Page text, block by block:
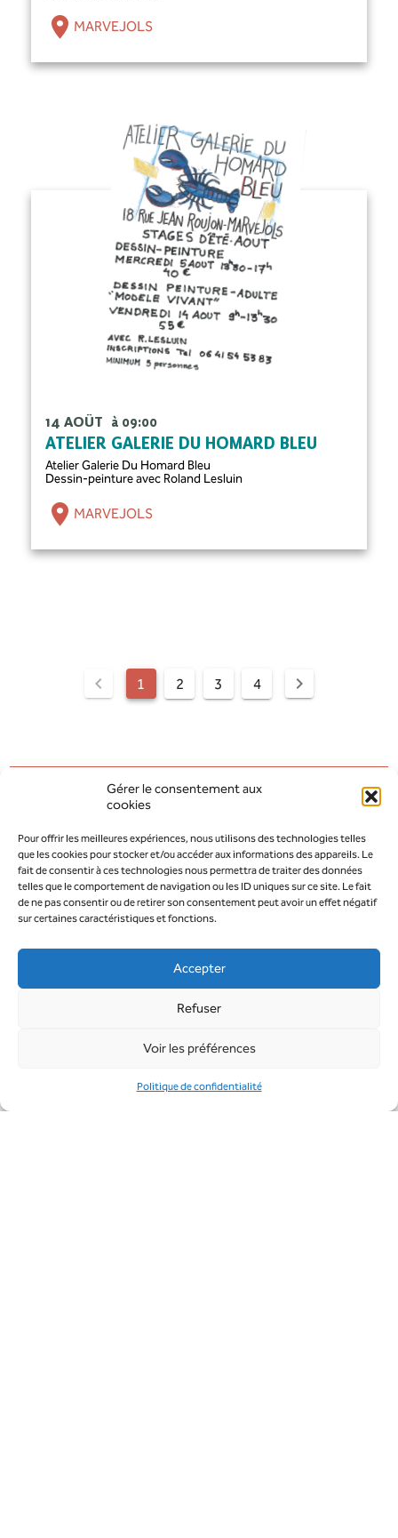
Gérer le consentement aux
cookies
Pour offrir les meilleures expériences, nous utilisons des technologies telles
que les cookies pour stocker et/ou accéder aux informations des appareils. Le
fait de consentir à ces technologies nous permettra de traiter des données
telles que le comportement de navigation ou les ID uniques sur ce site. Le fait
de ne pas consentir ou de retirer son consentement peut avoir un effet négatif
sur certaines caractéristiques et fonctions.
Accepter
Refuser
Voir les préférences
Politique de confidentialité
MARVEJOLS
14 AOÛT à 09:00
ATELIER GALERIE DU HOMARD BLEU
Atelier Galerie Du Homard Bleu
Dessin-peinture avec Roland Lesluin
MARVEJOLS
1 2 3 4
JUILLET 2026 SEPTEMBRE 2026